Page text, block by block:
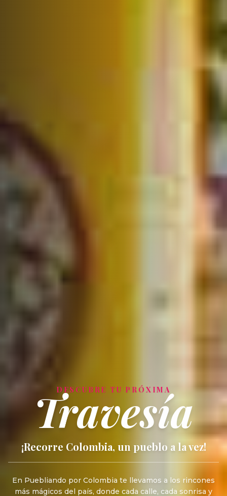
DESCUBRE TU PRÓXIMA
Travesía
¡Recorre Colombia, un pueblo a la vez!
En Puebliando por Colombia te llevamos a los rincones
más mágicos del país, donde cada calle, cada sonrisa y